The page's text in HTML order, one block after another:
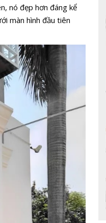
nó đẹp hơn đáng kể
màn hình đầu tiên